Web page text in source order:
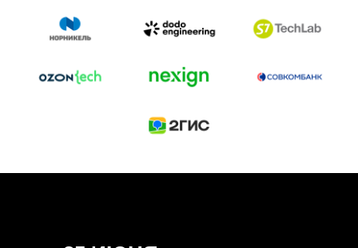
к построению бизнеса и созданию технологий под
И БИТВА АГЕНТОВ